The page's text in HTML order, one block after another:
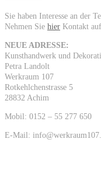
Sie haben Interesse an der
Nehmen Sie hier Kontakt
NEUE ADRESSE:
Kunsthandwerk und
Petra Landolt
Werkraum 107
Rotkehlchenstrasse 5
28832 Achim
Mobil: 0152 – 55 277 650
E-Mail: